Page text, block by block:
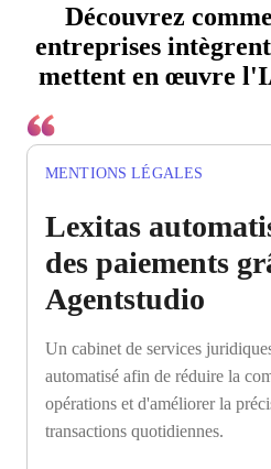
Découvrez
entreprises
mettent en œuvre
MENTIONS LÉGALES
Lexitas
des paiements
Agentstudio
Un cabinet de services
automatisé afin de réduire la
opérations et d'améliorer la
transactions quotidiennes.